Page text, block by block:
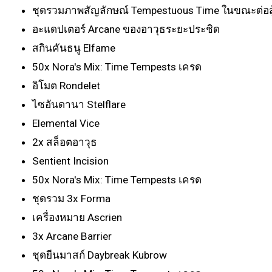
ชุดรวมภาพสัญลักษณ์ Tempestuous Time ในขณะต่อ
อะแดปเตอร์ Arcane ของอาวุธระยะประชิด
สกินคันธนู Elfame
50x Nora's Mix: Time Tempests เครด
อิโมต Rondelet
ไซอันดานา Stelflare
Elemental Vice
2x สล็อตอาวุธ
Sentient Incision
50x Nora's Mix: Time Tempests เครด
ชุดรวม 3x Forma
เครื่องหมาย Ascrien
3x Arcane Barrier
ชุดยีนมาสก์ Daybreak Kubrow